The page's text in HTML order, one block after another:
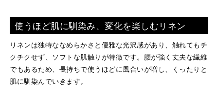
使うほど肌に馴染み、変化を楽しむリネン
リネンは独特ななめらかさと優雅な光沢感があり、触れてもチ
クチクせず、ソフトな肌触りが特徴です。腰が強く丈夫な繊維
でもあるため、長持ちで使うほどに風合いが増し、くったりと
肌に馴染んでいきます。